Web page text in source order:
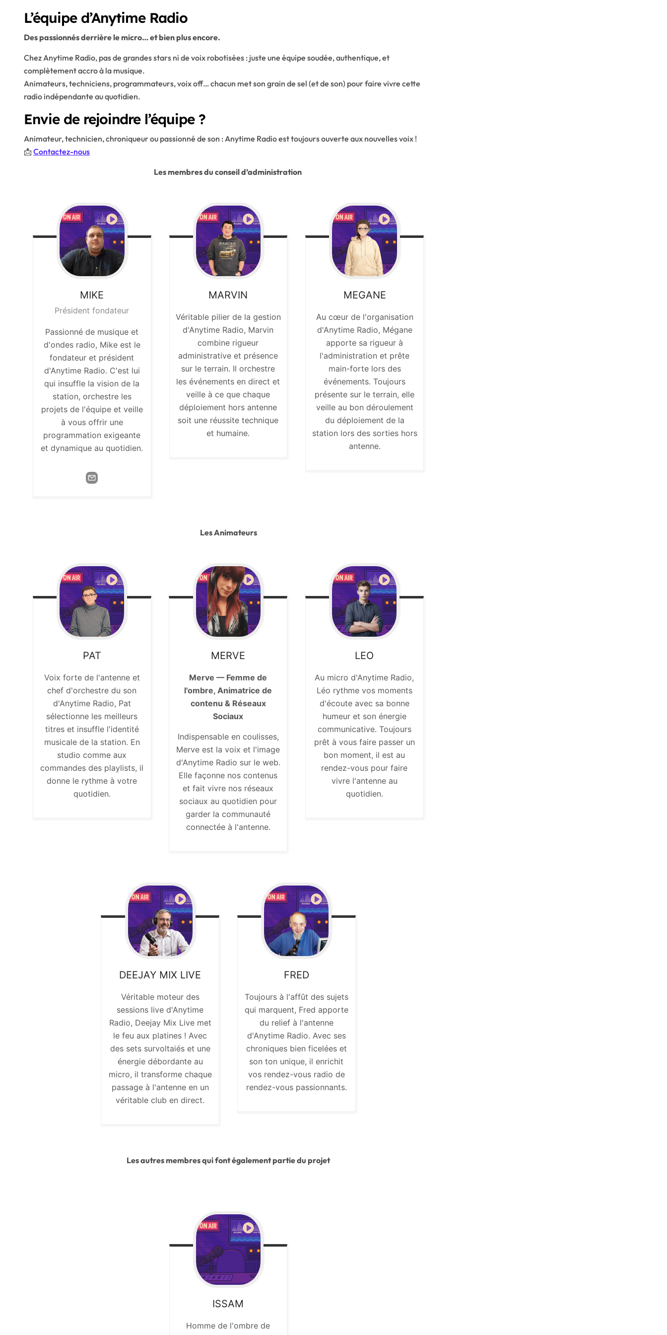
L’équipe d’Anytime Radio
Des passionnés derrière le micro… et bien plus encore.
Chez Anytime Radio, pas de grandes stars ni de voix robotisées : juste une équipe soudée, authentique, et
complètement accro à la musique.
Animateurs, techniciens, programmateurs, voix off… chacun met son grain de sel (et de son) pour faire vivre cette
radio indépendante au quotidien.
Envie de rejoindre l’équipe ?
Animateur, technicien, chroniqueur ou passionné de son : Anytime Radio est toujours ouverte aux nouvelles voix !
📩 Contactez-nous
Les membres du conseil d’administration
MIKE
Président fondateur
Passionné de musique et
d'ondes radio, Mike est le
fondateur et président
d'Anytime Radio. C'est lui
qui insuffle la vision de la
station, orchestre les
projets de l'équipe et veille
à vous offrir une
programmation exigeante
et dynamique au quotidien.
MARVIN
Véritable pilier de la gestion
d'Anytime Radio, Marvin
combine rigueur
administrative et présence
sur le terrain. Il orchestre
les événements en direct et
veille à ce que chaque
déploiement hors antenne
soit une réussite technique
et humaine.
MEGANE
Au cœur de l'organisation
d'Anytime Radio, Mégane
apporte sa rigueur à
l'administration et prête
main-forte lors des
événements. Toujours
présente sur le terrain, elle
veille au bon déroulement
du déploiement de la
station lors des sorties hors
antenne.
Les Animateurs
PAT
Voix forte de l'antenne et
chef d'orchestre du son
d'Anytime Radio, Pat
sélectionne les meilleurs
titres et insuffle l'identité
musicale de la station. En
studio comme aux
commandes des playlists, il
donne le rythme à votre
quotidien.
MERVE
Merve — Femme de
l'ombre, Animatrice de
contenu & Réseaux
Sociaux
Indispensable en coulisses,
Merve est la voix et l'image
d'Anytime Radio sur le web.
Elle façonne nos contenus
et fait vivre nos réseaux
sociaux au quotidien pour
garder la communauté
connectée à l'antenne.
LEO
Au micro d'Anytime Radio,
Léo rythme vos moments
d'écoute avec sa bonne
humeur et son énergie
communicative. Toujours
prêt à vous faire passer un
bon moment, il est au
rendez-vous pour faire
vivre l'antenne au
quotidien.
DEEJAY MIX LIVE
Véritable moteur des
sessions live d'Anytime
Radio, Deejay Mix Live met
le feu aux platines ! Avec
des sets survoltaiés et une
énergie débordante au
micro, il transforme chaque
passage à l'antenne en un
véritable club en direct.
FRED
Toujours à l'affût des sujets
qui marquent, Fred apporte
du relief à l'antenne
d'Anytime Radio. Avec ses
chroniques bien ficelées et
son ton unique, il enrichit
vos rendez-vous radio de
rendez-vous passionnants.
Les autres membres qui font également partie du projet
ISSAM
Homme de l'ombre de